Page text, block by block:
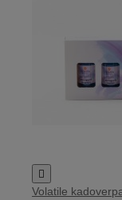

Volatile